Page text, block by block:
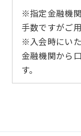
※指定金融機
手数ですがご
※入会時にい
金融機関から
す。